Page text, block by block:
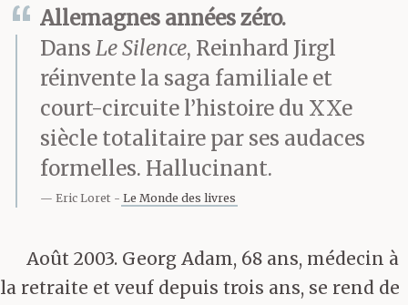
Allemagnes années zéro.
Dans Le Silence, Reinhard Jirgl
réinvente la saga familiale et
court-circuite l’histoire du XXe
siècle totalitaire par ses audaces
formelles. Hallucinant.
Eric Loret Le Monde des livres
Août 2003. Georg Adam, 68 ans, médecin à
la retraite et veuf depuis trois ans, se rend de